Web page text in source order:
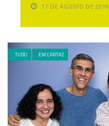
17 DE AGOSTO DE 2016
.TUDO EM CARTAZ